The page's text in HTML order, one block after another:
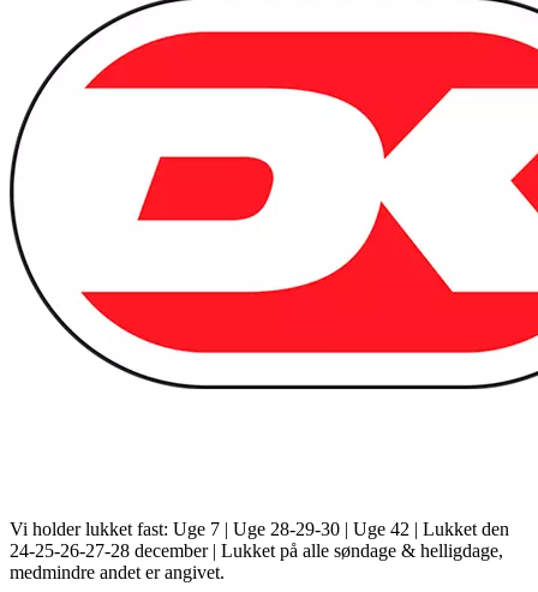
Vi holder lukket fast: Uge 7 | Uge 28-29-30 | Uge 42 | Lukket den
24-25-26-27-28 december | Lukket på alle søndage & helligdage,
medmindre andet er angivet.